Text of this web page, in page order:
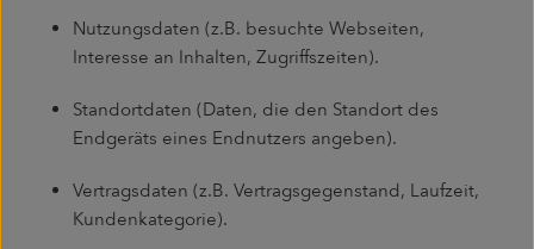
Nutzungsdaten (z.B. besuchte Webseiten,
Interesse an Inhalten, Zugriffszeiten).
Standortdaten (Daten, die den Standort des
Endgeräts eines Endnutzers angeben).
Vertragsdaten (z.B. Vertragsgegenstand, Laufzeit,
Kundenkategorie).